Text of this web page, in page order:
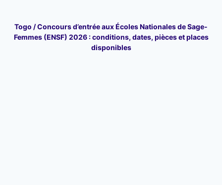
Togo / Concours d’entrée aux Écoles Nationales de Sage-
Femmes (ENSF) 2026 : conditions, dates, pièces et places
disponibles